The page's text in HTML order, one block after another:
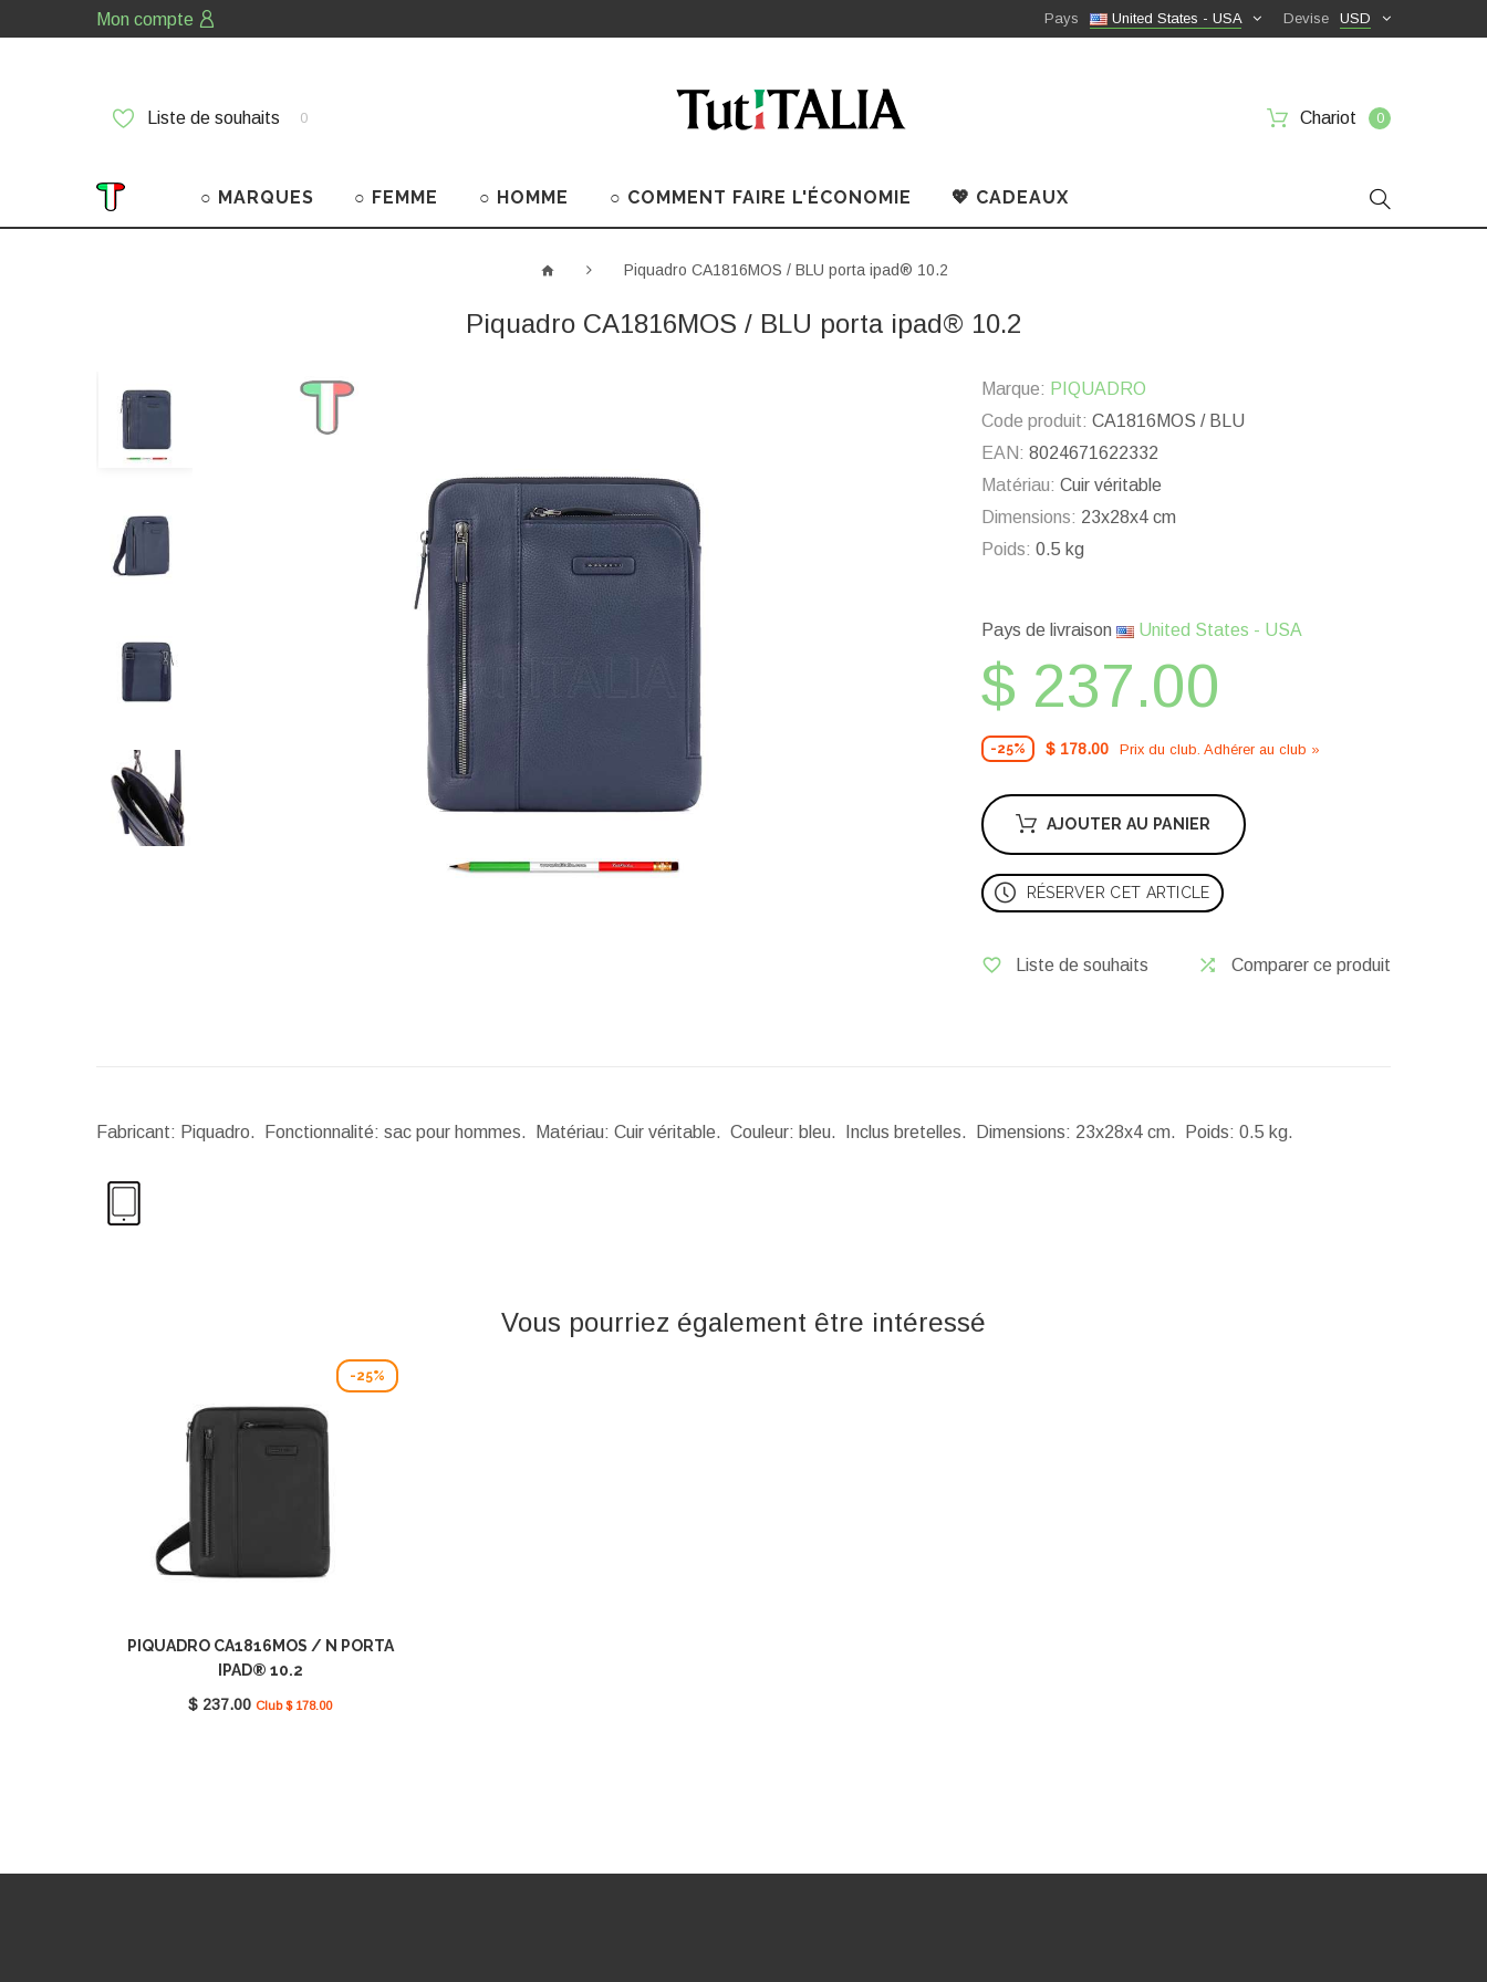
Mon compte USD
Devise
United States - USA
Pays
Liste de souhaits 0 Chariot 0
○ MARQUES ○ FEMME ○ HOMME ○ COMMENT FAIRE L'ÉCONOMIE 💖 CADEAUX
Piquadro CA1816MOS / BLU porta ipad® 10.2
Piquadro CA1816MOS / BLU porta ipad® 10.2
Marque: PIQUADRO
Code produit: CA1816MOS / BLU
EAN: 8024671622332
Matériau: Cuir véritable
Dimensions: 23x28x4 cm
Poids: 0.5 kg
Pays de livraison United States - USA
$ 237.00
-25% $ 178.00 Prix ​​du club. Adhérer au club »
AJOUTER AU PANIER
RÉSERVER CET ARTICLE
Liste de souhaits Comparer ce produit
Fabricant: Piquadro. Fonctionnalité: sac pour hommes. Matériau: Cuir véritable. Couleur: bleu. Inclus bretelles. Dimensions: 23x28x4 cm. Poids: 0.5 kg.
Vous pourriez également être intéressé
-25%
PIQUADRO CA1816MOS / N PORTA
IPAD® 10.2
$ 237.00 Club $ 178.00